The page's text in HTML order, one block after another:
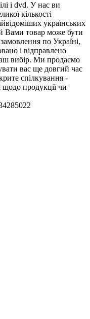
і dvd. У нас ви
кількості
українських
Вами товар може бути
по Україні,
і відправлено
вибір. Ми продаємо
вас ще довгий час
спілкування -
продукції чи